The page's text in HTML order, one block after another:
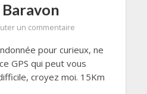
un commentaire
pour curieux, ne
GPS qui peut vous
croyez moi. 15Km